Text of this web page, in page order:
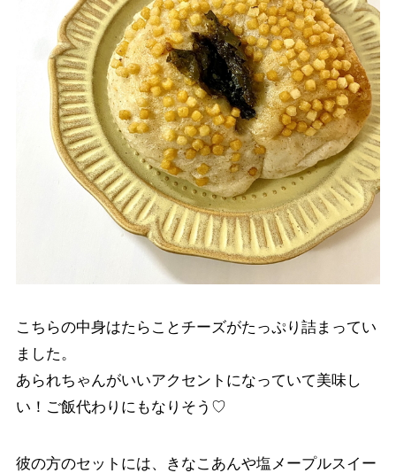
こちらの中身はたらことチーズがたっぷり詰まってい
ました。
あられちゃんがいいアクセントになっていて美味し
い！ご飯代わりにもなりそう♡
彼の方のセットには、きなこあんや塩メープルスイー